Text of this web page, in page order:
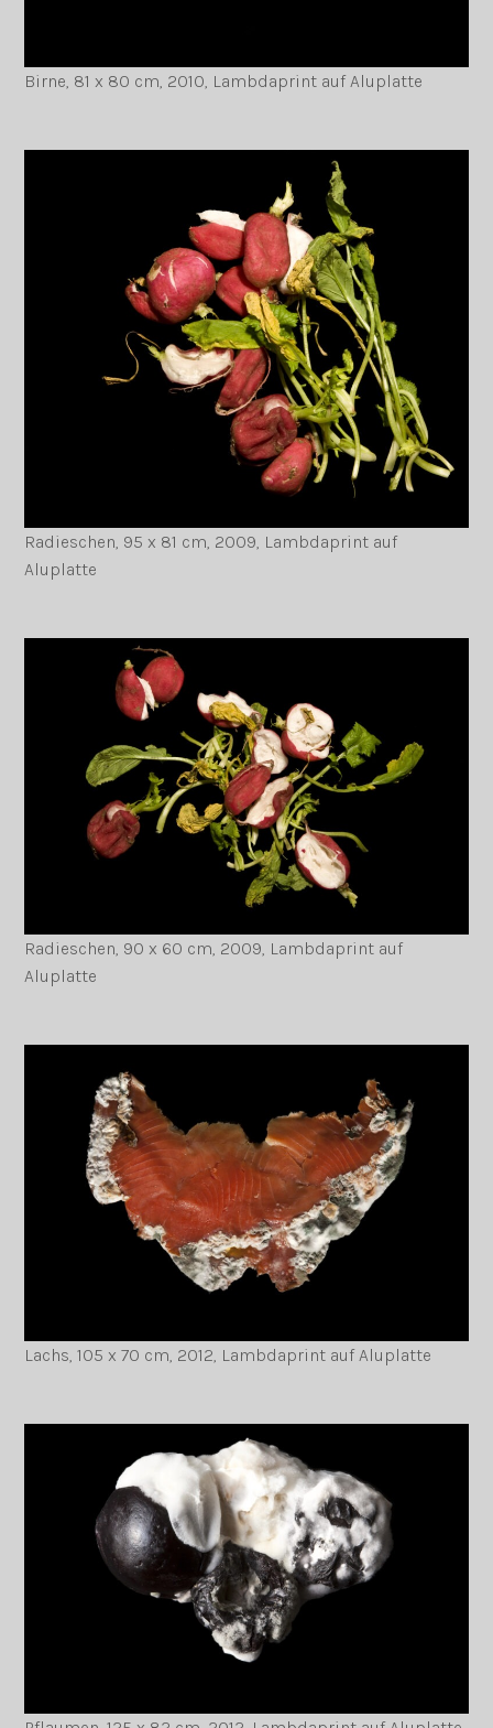
Birne, 81 x 80 cm, 2010, Lambdaprint auf Aluplatte
Radieschen, 95 x 81 cm, 2009, Lambdaprint auf
Aluplatte
Radieschen, 90 x 60 cm, 2009, Lambdaprint auf
Aluplatte
Lachs, 105 x 70 cm, 2012, Lambdaprint auf Aluplatte